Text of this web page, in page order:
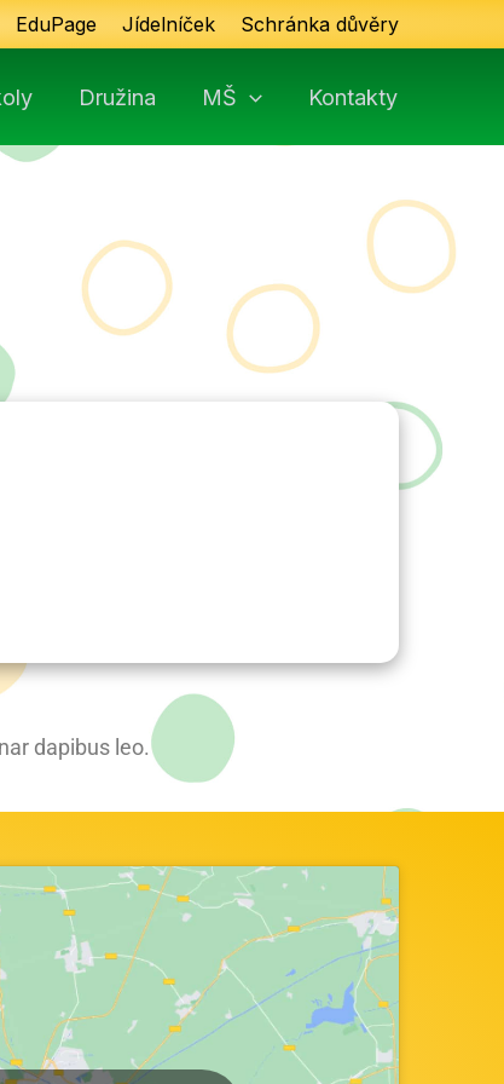
EduPage Jídelníček Schránka důvěry
Družina MŠ Kontakty
dapibus leo.